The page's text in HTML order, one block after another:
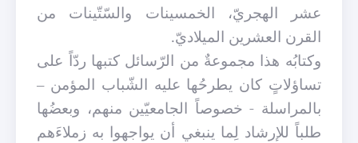
عشر الهجريّ، الخمسينات والسّتّينات من
القرن العشرين الميلاديّ.
وكتابُه هذا مجموعةٌ من الرّسائل كتبها ردّاً على
تساؤلاتٍ كان يطرحُها عليه الشّباب المؤمن –
بالمراسلة - خصوصاً الجامعيّين منهم، وبعضُها
طلباً للإرشاد لِما ينبغي أن يواجهوا به زملاءَهم